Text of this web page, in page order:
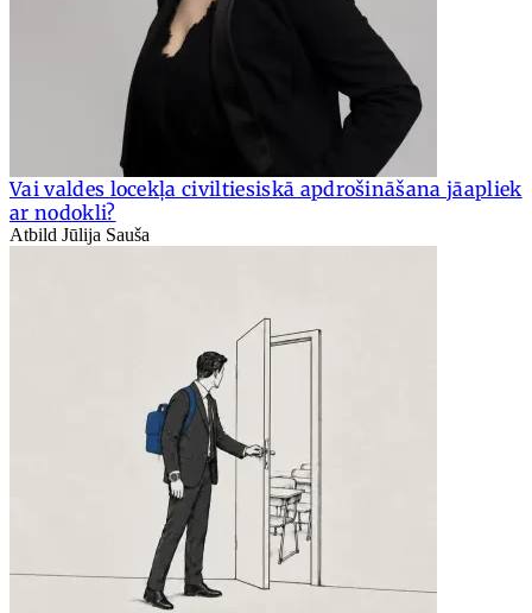
Vai valdes locekļa civiltiesiskā apdrošināšana jāapliek
ar nodokli?
Atbild Jūlija Sauša